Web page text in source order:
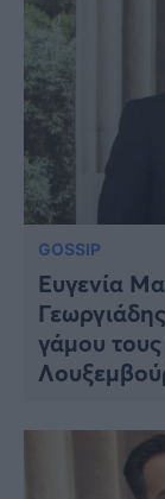
GOSSIP
Ευγενία
γάμου τους